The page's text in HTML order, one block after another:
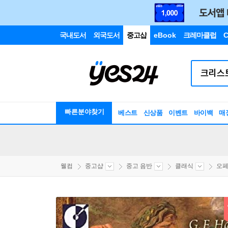
국내도서 외국도서 중고샵 eBook 크레마클럽
빠른분야찾기 베스트 신상품 이벤트 바이백 매
웰컴 중고샵 중고 음반 클래식 오